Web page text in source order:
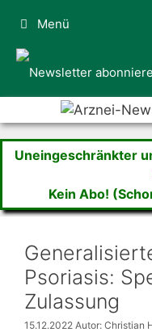
Inhalt
springen
Menü
Uneingeschränkter
Kein Abo!
Psoriasis:
Zulassung
15.12.2022 Autor: Christian